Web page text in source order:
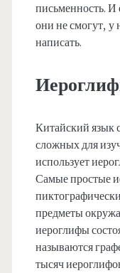
письменность. И
они не смогут, у
написать.
Китайский язык
сложных для
использует
Самые простые
предметы
иероглифы
называются
тысяч